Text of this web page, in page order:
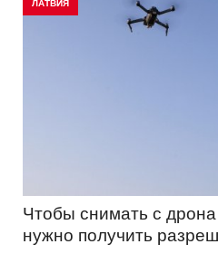
ЛАТВИЯ
Чтобы снимать с
нужно получить